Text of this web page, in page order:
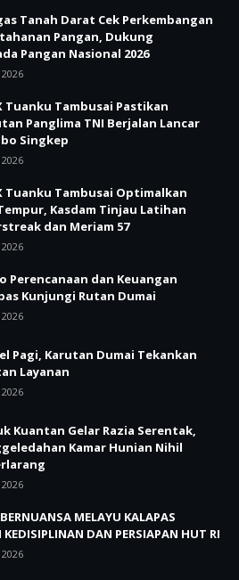
Tanah Darat Cek Perkembangan
Pangan, Dukung
Pangan Nasional 2026
Tuanku Tambusai Pastikan
Panglima TNI Berjalan Lancar
Singkep
Tuanku Tambusai Optimalkan
Kasdam Tinjau Latihan
dan Meriam 57
Perencanaan dan Keuangan
Kunjungi Rutan Dumai
Pagi, Karutan Dumai Tekankan
Layanan
Kuantan Gelar Razia Serentak,
Kamar Hunian Nihil
MELAYU KALAPAS
KEDISIPLINAN DAN PERSIAPAN HUT RI